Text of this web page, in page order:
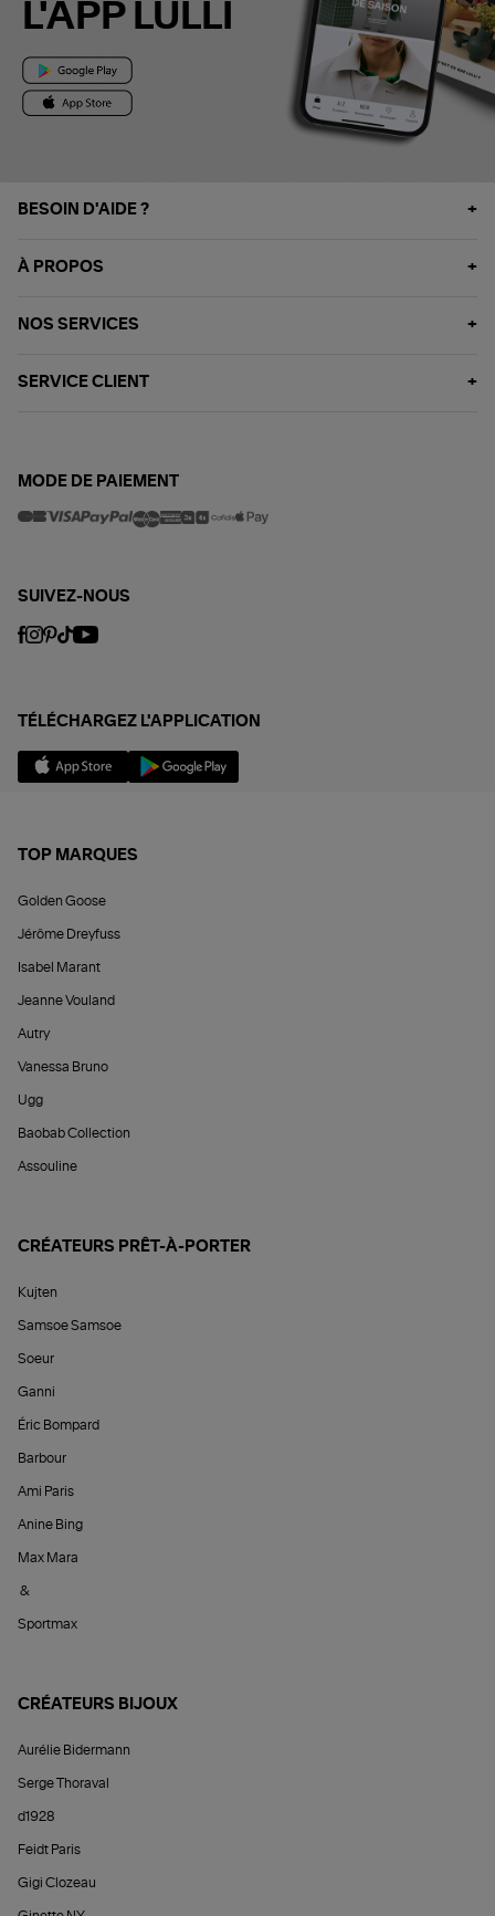
L'APP LULLI
BESOIN D'AIDE ?
À PROPOS
NOS SERVICES
SERVICE CLIENT
MODE DE PAIEMENT
SUIVEZ-NOUS
TÉLÉCHARGEZ L'APPLICATION
TOP MARQUES
Golden Goose
Jérôme Dreyfuss
Isabel Marant
Jeanne Vouland
Autry
Vanessa Bruno
Ugg
Baobab Collection
Assouline
CRÉATEURS PRÊT-À-PORTER
Kujten
Samsoe Samsoe
Soeur
Ganni
Éric Bompard
Barbour
Ami Paris
Anine Bing
Max Mara
&
Sportmax
CRÉATEURS BIJOUX
Aurélie Bidermann
Serge Thoraval
d1928
Feidt Paris
Gigi Clozeau